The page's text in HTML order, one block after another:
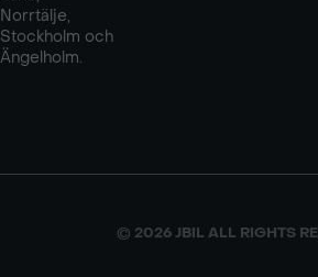
Norrtälje,
Stockholm och
Ängelholm.
© 2026 JBIL ALL RIGHTS